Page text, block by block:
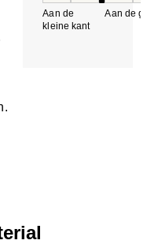
Aan de
kleine kant
Aan de